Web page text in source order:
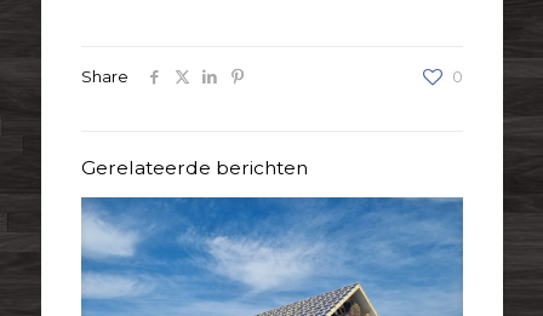
Share 0
Gerelateerde berichten